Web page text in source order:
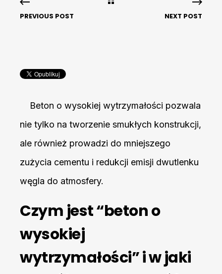
PREVIOUS POST NEXT POST
Beton o wysokiej wytrzymałości pozwala
nie tylko na tworzenie smukłych konstrukcji,
ale również prowadzi do mniejszego
zużycia cementu i redukcji emisji dwutlenku
węgla do atmosfery.
Czym jest “beton o
wysokiej
wytrzymałości” i w jaki